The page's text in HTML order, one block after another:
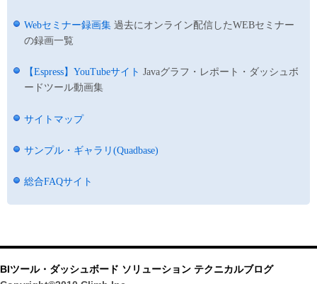
Webセミナー録画集 過去にオンライン配信したWEBセミナー
の録画一覧
【Espress】YouTubeサイト Javaグラフ・レポート・ダッシュボ
ードツール動画集
サイトマップ
サンプル・ギャラリ(Quadbase)
総合FAQサイト
BIツール・ダッシュボード ソリューション テクニカルブログ